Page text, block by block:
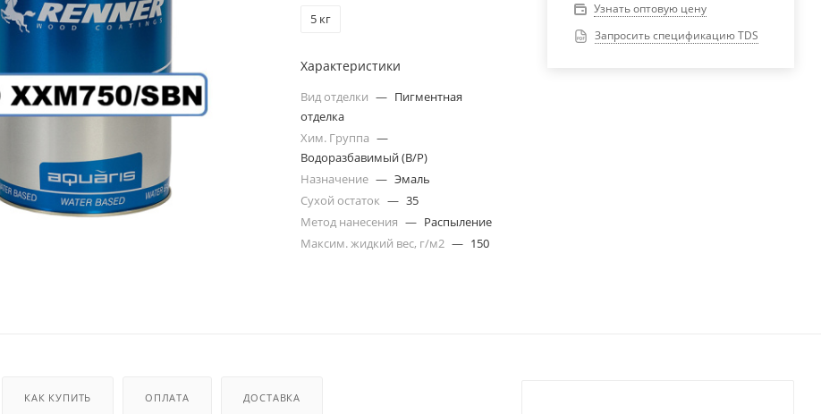
5 кг
Характеристики
Вид отделки — Пигментная
отделка
Хим. Группа —
Водоразбавимый (В/Р)
Назначение — Эмаль
Сухой остаток — 35
Метод нанесения — Распыление
Максим. жидкий вес, г/м2 — 150
Узнать оптовую цену
Запросить спецификацию TDS
КАК КУПИТЬ ОПЛАТА ДОСТАВКА